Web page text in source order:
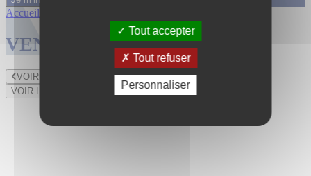
Accueil
VENTES TERMINÉES
VOIR LE LOT PRÉCÉDENT
VOIR LE LOT SUIVANT
Tout accepter
Tout refuser
Personnaliser